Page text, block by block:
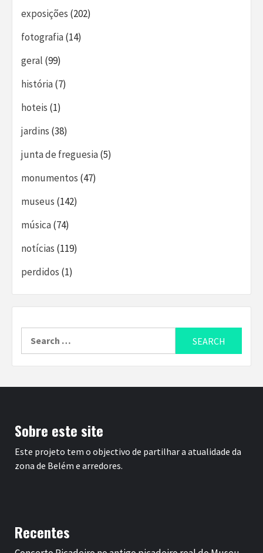
exposições (202)
fotografia(14)
geral (99)
história(7)
hoteis (1)
jardins (38)
junta de freguesia(5)
monumentos (47)
museus (142)
música(74)
notícias (119)
perdidos (1)
Sobre este site
Este projeto tem o objectivo de partilhar a atualidade da
zona de Belém e arredores.
Recentes